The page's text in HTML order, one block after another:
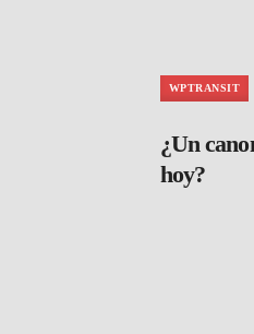
WPTRANSIT
¿Un
hoy?